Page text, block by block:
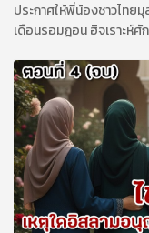
ประกาศให้พี่น้องชาวไทย
เดือนรอมฎอน ฮิจเราะห์ศั